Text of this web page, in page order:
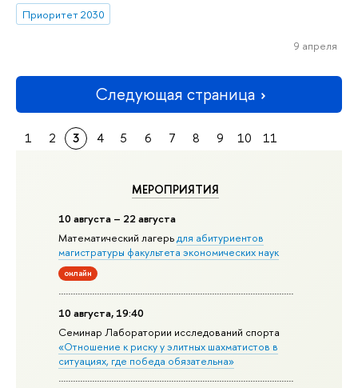
МЕРОПРИЯТИЯ
10 августа – 22 августа
Математический лагерь для абитуриентов
магистратуры факультета экономических наук
онлайн
10 августа, 19:40
Семинар Лаборатории исследований спорта
«Отношение к риску у элитных шахматистов в
ситуациях, где победа обязательна»
Приоритет 2030
9 апреля
Следующая страница
1 2 3 4 5 6 7 8 9 10 11